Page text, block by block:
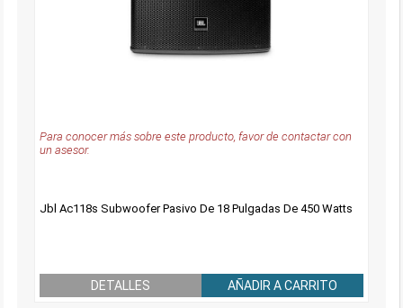
Para conocer más sobre este producto, favor de contactar con
un asesor.
Jbl Ac118s Subwoofer Pasivo De 18 Pulgadas De 450 Watts
DETALLES AÑADIR A CARRITO